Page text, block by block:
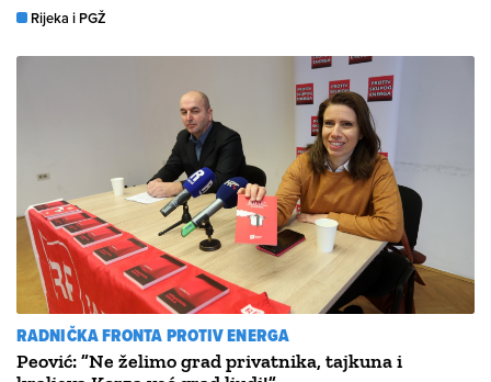
Rijeka i PGŽ
RADNIČKA FRONTA PROTIV ENERGA
Peović: ”Ne želimo grad privatnika, tajkuna i